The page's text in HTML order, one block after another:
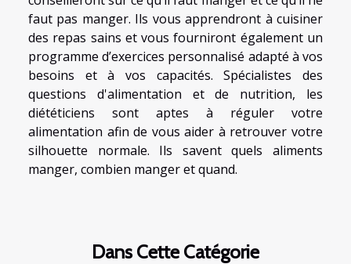
faut pas manger. Ils vous apprendront à cuisiner
des repas sains et vous fourniront également un
programme d’exercices personnalisé adapté à vos
besoins et à vos capacités. Spécialistes des
questions d'alimentation et de nutrition, les
diététiciens sont aptes à réguler votre
alimentation afin de vous aider à retrouver votre
silhouette normale. Ils savent quels aliments
manger, combien manger et quand.
Dans Cette Catégorie